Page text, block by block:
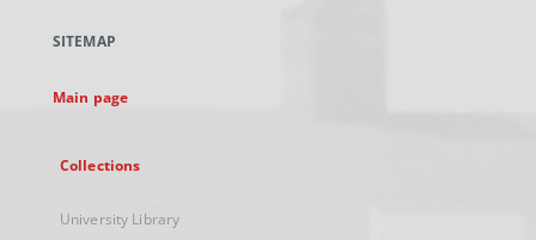
new
SITEMAP
Main page
Collections
University Library